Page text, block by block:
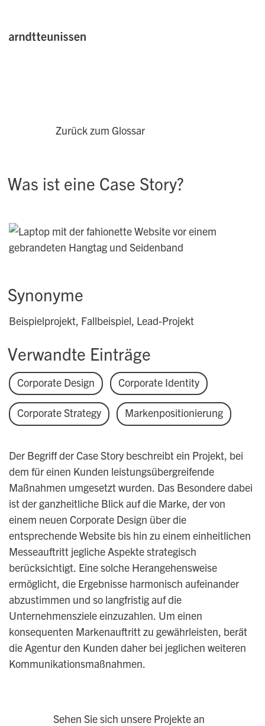
Zurück zum Glossar
Was ist eine Case Story?
Synonyme
Beispielprojekt, Fallbeispiel, Lead-Projekt
Verwandte Einträge
Corporate Design Corporate Identity
Corporate Strategy Markenpositionierung
Der Begriff der Case Story beschreibt ein Projekt, bei
dem für einen Kunden leistungsübergreifende
Maßnahmen umgesetzt wurden. Das Besondere dabei
ist der ganzheitliche Blick auf die Marke, der von
einem neuen Corporate Design über die
entsprechende Website bis hin zu einem einheitlichen
Messeauftritt jegliche Aspekte strategisch
berücksichtigt. Eine solche Herangehensweise
ermöglicht, die Ergebnisse harmonisch aufeinander
abzustimmen und so langfristig auf die
Unternehmensziele einzuzahlen. Um einen
konsequenten Markenauftritt zu gewährleisten, berät
die Agentur den Kunden daher bei jeglichen weiteren
Kommunikationsmaßnahmen.
Sehen Sie sich unsere Projekte an